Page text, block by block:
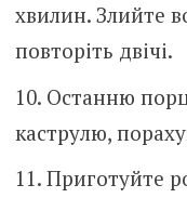
хвилин. Злийте
повторіть двічі.
Останню
каструлю,
Приготуйте